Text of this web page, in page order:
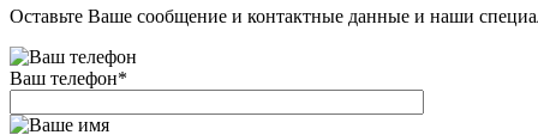
Оставьте Ваше сообщение и контактные данные и наши
Ваш телефон*